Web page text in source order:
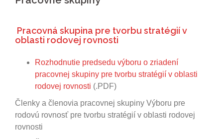
Pracovná skupina pre tvorbu stratégií v
oblasti rodovej rovnosti
Rozhodnutie predsedu výboru o zriadení
pracovnej skupiny pre tvorbu stratégií v oblasti
rodovej rovnosti (.PDF)
Členky a členovia pracovnej skupiny Výboru pre
rodovú rovnosť pre tvorbu stratégií v oblasti rodovej
rovnosti